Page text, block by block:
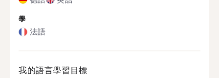
學
法語
我的語言學習目標